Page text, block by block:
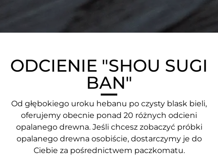
ODCIENIE "SHOU SUGI
BAN"
Od głębokiego uroku hebanu po czysty blask bieli,
oferujemy obecnie ponad 20 różnych odcieni
opalanego drewna. Jeśli chcesz zobaczyć próbki
opalanego drewna osobiście, dostarczymy je do
Ciebie za pośrednictwem paczkomatu.